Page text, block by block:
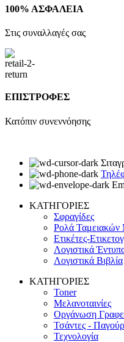
100% ΑΣΦΑΛΕΙΑ
Στις συναλλαγές σας
ΕΠΙΣΤΡΟΦΕΣ
Κατόπιν συνεννόησης
ΚΑΤΗΓΟΡΙΕΣ
Σφραγίδες
Ρολά
Ετικέτες-
Λογιστικά
Λογιστικά Βιβλία
ΚΑΤΗΓΟΡΙΕΣ
Toner
Μελανοταινίες
Οργάνωση
Τσάντες -
Τεχνολογία